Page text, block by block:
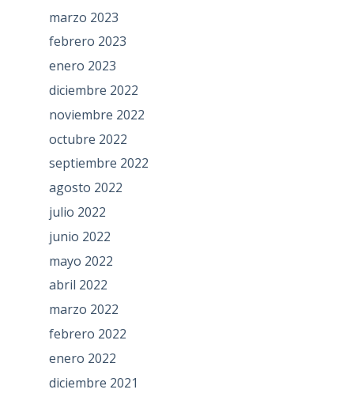
marzo 2023
febrero 2023
enero 2023
diciembre 2022
noviembre 2022
octubre 2022
septiembre 2022
agosto 2022
julio 2022
junio 2022
mayo 2022
abril 2022
marzo 2022
febrero 2022
enero 2022
diciembre 2021